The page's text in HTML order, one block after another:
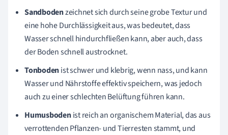
Sandbodenzeichnet sich durch seine grobe Textur und
eine hohe Durchlässigkeit aus, was bedeutet, dass
Wasser schnell hindurchfließen kann, aber auch, dass
der Boden schnell austrocknet.
Tonbodenist schwer und klebrig, wenn nass, und kann
Wasser und Nährstoffe effektiv speichern, was jedoch
auch zu einer schlechten Belüftung führen kann.
Humusbodenist reich an organischem Material, das aus
verrottenden Pflanzen- und Tierresten stammt, und